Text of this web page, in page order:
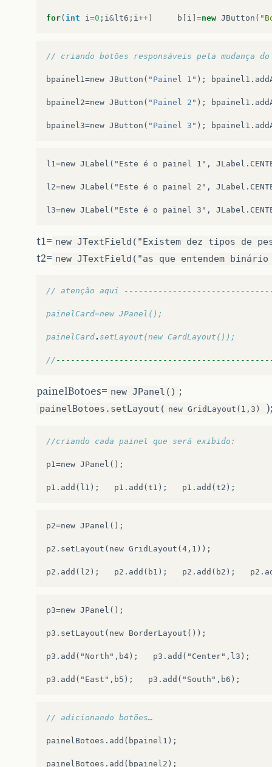
for( int i =0 ; i & lt6 ; i ++ ) b i ]=new JButton (
// criando botões responsáveis pela mudança
bpainel1 =new JButton ( "Painel 1" ); bpainel1 .
bpainel2=new JButton ( "Painel 2" ); bpainel1 .
bpainel3=new JButton ( "Painel 3" ); bpainel1 .
l1=new JLabel("Este é o painel 1",
l2=new JLabel("Este é o painel 2",
t1= new JTextField("Existem dez tipos de
t2= new JTextField("as que entendem
// atenção aqui
painelCard=new JPanel();
painelCard. setLayout(new CardLayout());
//
painelBotoes= new JPanel() ;
painelBotoes.setLayout( new GridLayout(1,3)
//criando cada painel que será exibido:
p1 =new JPanel ();
p1 . add ( l1 ); p1 . add ( t1 ); p1 . add ( t2 );
p2=new JPanel();
p2.setLayout(new GridLayout(4,1));
p3=new JPanel();
p3.setLayout(new BorderLayout());
p3.add("North",b4);   p3.add("Center",l3);
// adicionando botões…
painelBotoes . add ( bpainel1 );
painelBotoes . add ( bpainel2 );